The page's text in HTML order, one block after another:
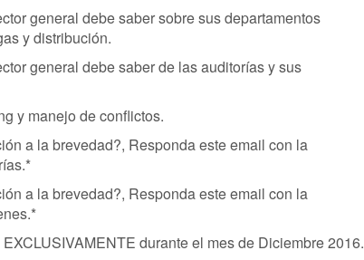
general debe saber sobre sus departamentos
y distribución.
general debe saber de las auditorías y sus
y manejo de conflictos.
a la brevedad?, Responda este email con la
a la brevedad?, Responda este email con la
durante el mes de Diciembre 2016.